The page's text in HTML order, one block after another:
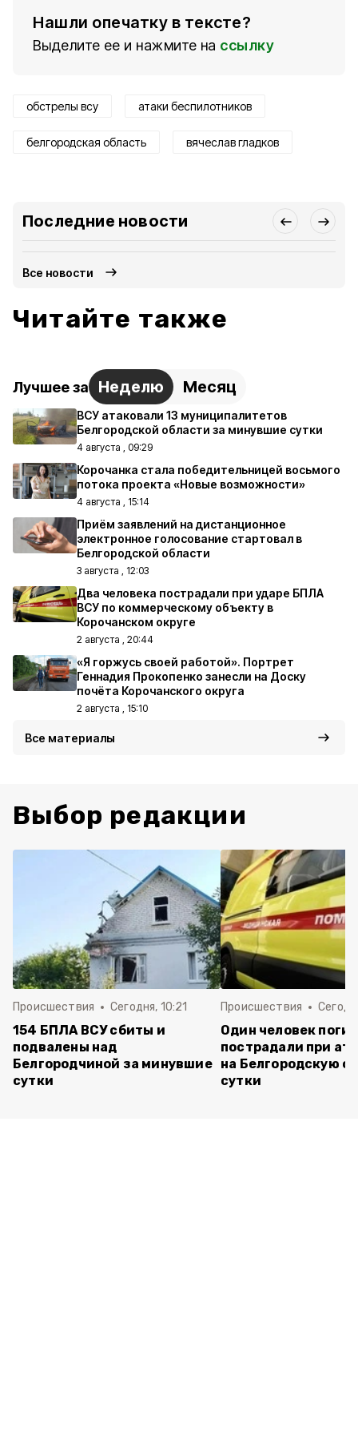
Нашли опечатку в тексте?
Выделите ее и нажмите на ссылку
обстрелы всу атаки беспилотников
белгородская область вячеслав гладков
Последние новости
Все новости
Читайте также
Лучшее за Неделю Месяц
ВСУ атаковали 13 муниципалитетов
Белгородской области за минувшие сутки
4 августа , 09:29
Корочанка стала победительницей восьмого
потока проекта «Новые возможности»
4 августа , 15:14
Приём заявлений на дистанционное
электронное голосование стартовал в
Белгородской области
3 августа , 12:03
Два человека пострадали при ударе БПЛА
ВСУ по коммерческому объекту в
Корочанском округе
2 августа , 20:44
«Я горжусь своей работой». Портрет
Геннадия Прокопенко занесли на Доску
почёта Корочанского округа
2 августа , 15:10
Все материалы
Выбор редакции
Происшествия Сегодня, 10:21
154 БПЛА ВСУ сбиты и
подвалены над
Белгородчиной за минувшие
сутки
Происшествия
Один человек
пострадали при
на Белгородскую
сутки